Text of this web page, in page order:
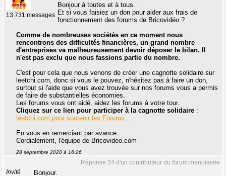
13 731 messages
Bonjour à toutes et à tous.
Et si vous faisiez un don pour aider aux frais de
fonctionnement des forums de Bricovidéo ?
Comme de nombreuses sociétés en ce moment nous
rencontrons des difficultés financières, un grand nombre
d'entreprises va malheureusement devoir déposer le bilan. Il
n'est pas exclu que nous fassions partie du nombre.
C'est pour cela que nous venons de créer une cagnotte solidaire sur
leetchi.com, donc si vous le pouvez, n'hésitez pas à faire un don,
surtout si l'aide que vous avez trouvée sur nos forums vous a permis
de faire de substantielles économies.
Les forums vous ont aidé, aidez les forums à votre tour.
Cliquez sur ce lien pour participer à la cagnotte solidaire :
leetchi.com pour soutenir les Forums
En vous en remerciant par avance.
Cordialement, l'équipe de Bricovideo.com
28 septembre 2020 à 16:26
Réponse 24 d'un contributeur du forum menuiserie
Invité
Bonjour.